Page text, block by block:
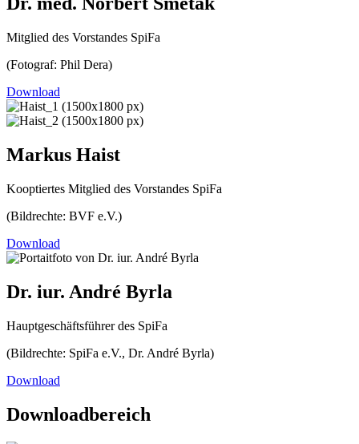
Mitglied des Vorstandes SpiFa
(Fotograf: Phil Dera)
Download
Markus Haist
Kooptiertes Mitglied des Vorstandes SpiFa
(Bildrechte: BVF e.V.)
Download
Dr. iur. André Byrla
Hauptgeschäftsführer des SpiFa
(Bildrechte: SpiFa e.V., Dr. André Byrla)
Download
Downloadbereich